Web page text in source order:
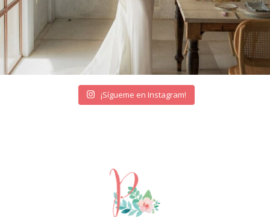
¡Sígueme en Instagram!